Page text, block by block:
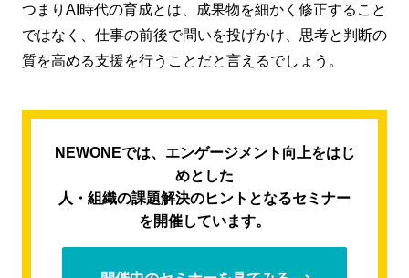
つまりAI時代の育成とは、成果物を細かく修正すること
ではなく、仕事の前後で問いを投げかけ、思考と判断の
質を高める支援を行うことだと言えるでしょう。
NEWONEでは、エンゲージメント向上をはじ
めとした
人・組織の課題解決のヒントとなるセミナー
を開催しています。